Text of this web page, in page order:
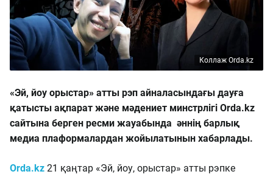
Коллаж Orda.kz
«Эй, йоу орыстар» атты рэп айналасындағы дауға
қатысты ақпарат және мәдениет минстрлігі Orda.kz
сайтына берген ресми жауабында әннің барлық
медиа плаформалардан жойылатынын хабарлады.
Orda.kz 21 қаңтар «Эй, йоу, орыстар» атты рэпке